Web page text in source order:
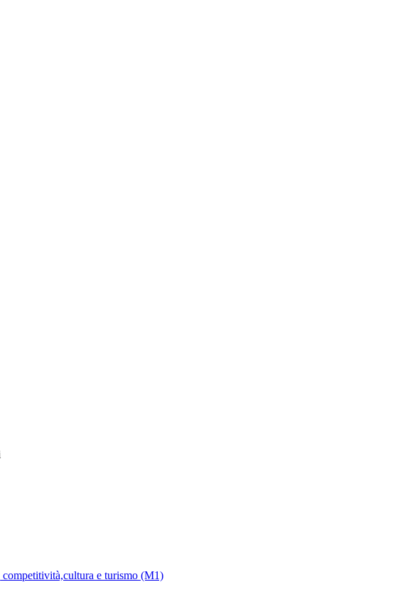
e turismo (M1)